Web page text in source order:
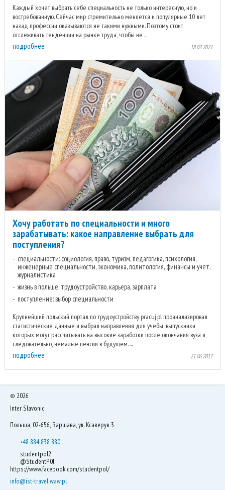
Каждый хочет выбрать себе специальность не только интересную, но и
востребованную. Сейчас мир стремительно меняется и популярные 10 лет
назад профессии оказываются не такими нужными. Поэтому стоит
отслеживать тенденции на рынке труда, чтобы не ...
подробнее 18.02.2021
Хочу работать по специальности и много
зарабатывать: какое направление выбрать для
поступления?
специальности: социология, право, туризм, педагогика, психология,
инженерные специальности, экономика, политология, финансы и учет,
журналистика
жизнь в польше: трудоустройство, карьера, зарплата
поступление: выбор специальности
Крупнейший польский портал по трудоустройству pracuj.pl проанализировал
статистические данные и выбрал направления для учебы, выпускники
которых могут рассчитывать на высокие заработки после окончания вуза и,
следовательно, немалые пенсии в будущем. ...
подробнее 21.06.2017
© 2026
Inter Slavonic
Польша, 02-656, Варшава, ул. Ксаверув 3
+48 884 838 880
studentpol2
@StudentP0l
https://www.facebook.com/studentpol/
info@ist-travel.waw.pl